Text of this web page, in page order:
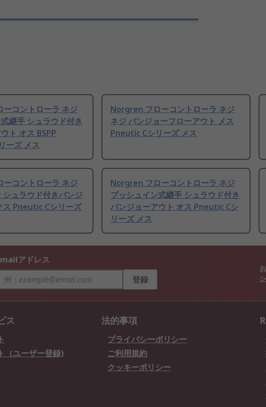
コントローラ ネジ
継手 シュラウド付き
ト オス BSPP
ーズ メス
Norgren フローコントローラ ネジ
ネジ バンジョーフローアウト メス
Pneutic Cシリーズ メス
コントローラ ネジ
シュラウド付きバンジ
ス Pneutic Cシリーズ
Norgren フローコントローラ ネジ
プッシュイン式継手 シュラウド付き
バンジョーアウト オス Pneutic Cシ
リーズ メス
アドレス
登録
ス
（ユーザー登録)
法的事項
プライバシーポリシー
ご利用規約
クッキーポリシー